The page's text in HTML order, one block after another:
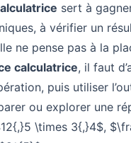
sert à
à vérifier un
ne pense pas à la
calculatrice, il faut
puis utiliser
ou explorer une
\times 3{,}4$,